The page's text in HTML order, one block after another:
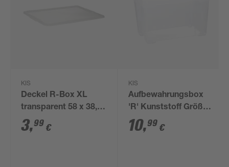
KIS
Deckel R-Box XL
transparent 58 x 38,5
cm
3,99 €
KIS
Aufbewahrungsbox
'R' Kunststoff Größe
XL 57 Liter 56,5 x 38 x
36 cm
10,99 €